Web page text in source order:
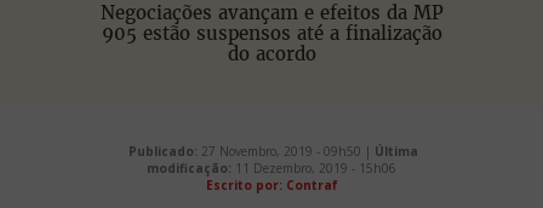
Negociações avançam e efeitos da MP
905 estão suspensos até a finalização
do acordo
Publicado: 27 Novembro, 2019 - 09h50 | Última
modificação: 11 Dezembro, 2019 - 15h06
Escrito por: Contraf